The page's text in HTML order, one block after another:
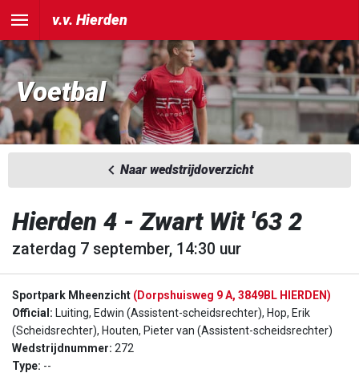
v.v. Hierden
Voetbal
Naar wedstrijdoverzicht
Hierden 4 - Zwart Wit '63 2
zaterdag 7 september, 14:30 uur
Sportpark Mheenzicht (Dorpshuisweg 9 A, 3849BL HIERDEN)
Official: Luiting, Edwin (Assistent-scheidsrechter), Hop, Erik
(Scheidsrechter), Houten, Pieter van (Assistent-scheidsrechter)
Wedstrijdnummer: 272
Type: --